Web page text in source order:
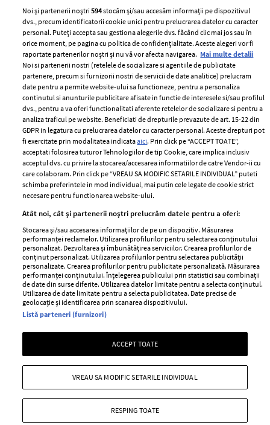
ELLE Style Awards
2024
Despre ELLE
Romania
Contact
Abonamente
Termeni si conditii
Politica de
confidențialitate
Politica de cookies
Publicitate
GSP
Unica
Baby
Retete
femei
Viva
Avantaje
Retete practice
Pariază responsabil! Decizia ONJN nr. 821/25.09.2025.
Jocurile de noroc sunt interzise minorilor.
Copyright © 2026 Ringier Romania SRL
Noi și partenerii noștri594stocăm și/sau accesăm informații pe dispozitivul
dvs., precum identificatorii cookie unici pentru prelucrarea datelor cu caracter
personal. Puteți accepta sau gestiona alegerile dvs. făcând clic mai jos sau în
orice moment, pe pagina cu politica de confidențialitate. Aceste alegeri vor fi
raportate partenerilor noștri și nu vă vor afecta navigarea. Mai multe detalii
Noi si partenerii nostri (retelele de socializare si agentiile de publicitate
partenere, precum si furnizorii nostri de servicii de date analitice) prelucram
date pentru a permite website-ului sa functioneze, pentru a personaliza
continutul si anunturile publicitare afisate in functie de interesele si/sau profilul
dvs., pentru a va oferi functionalitati aferente retelelor de socializare si pentru a
analiza traficul pe website. Beneficiati de drepturile prevazute de art. 15-22 din
GDPR in legatura cu prelucrarea datelor cu caracter personal. Aceste drepturi pot
fi exercitate prin modalitatea indicataaici. Prin click pe “ACCEPT TOATE”,
acceptati folosirea tuturor Tehnologiilor de tip Cookie, care implica inclusiv
acceptul dvs. cu privire la stocarea/accesarea informatiilor de catre Vendor-ii cu
care colaboram. Prin click pe “VREAU SA MODIFIC SETARILE INDIVIDUAL” puteti
schimba preferintele in mod individual, mai putin cele legate de cookie strict
necesare pentru functionarea website-ului.
Atât noi, cât și partenerii noștri prelucrăm datele pentru a oferi:
Stocarea și/sau accesarea informațiilor de pe un dispozitiv. Măsurarea
performanței reclamelor. Utilizarea profilurilor pentru selectarea conținutului
personalizat. Dezvoltarea și îmbunătățirea serviciilor. Crearea profilurilor de
conținut personalizat. Utilizarea profilurilor pentru selectarea publicității
personalizate. Crearea profilurilor pentru publicitate personalizată. Măsurarea
performanței conținutului. Înțelegerea publicului prin statistici sau combinații
de date din surse diferite. Utilizarea datelor limitate pentru a selecta conținutul.
Utilizarea de date limitate pentru a selecta publicitatea. Date precise de
geolocație și identificarea prin scanarea dispozitivului.
Listă parteneri (furnizori)
ACCEPT TOATE
RESPING TOATE
VREAU SA MODIFIC SETARILE INDIVIDUAL